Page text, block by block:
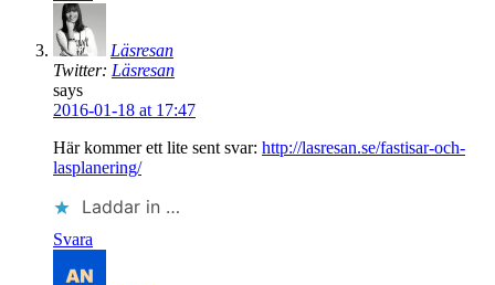
Läsresan
Twitter: Läsresan
says
2016-01-18 at 17:47
Här kommer ett lite sent svar: http://lasresan.se/fastisar-och-
lasplanering/
Laddar in …
Svara